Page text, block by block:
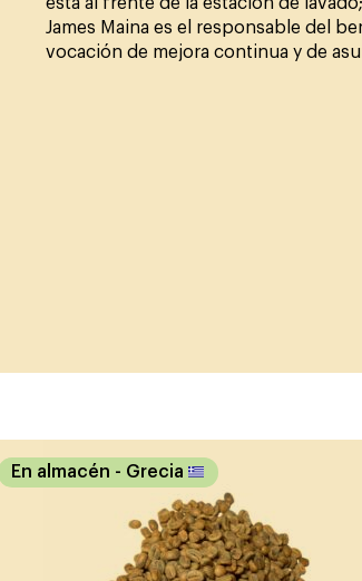
está al frente de la estación de
James Maina es el responsable del
vocación de mejora continua y de
En almacén - Grecia